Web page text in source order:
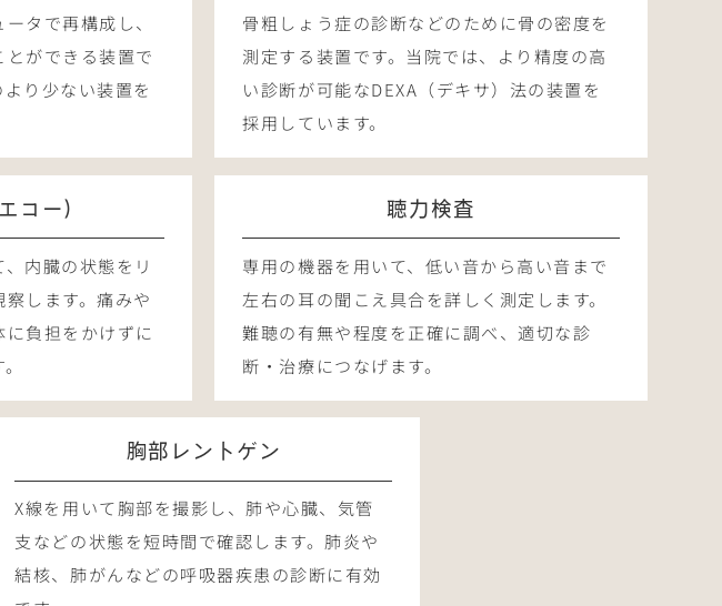
タで再構成し、
ができる装置で
り少ない装置を
骨粗しょう症の診断などのために骨の密度を
測定する装置です。当院では、より精度の高
い診断が可能なDEXA（デキサ）法の装置を
採用しています。
コー）
内臓の状態をリ
します。痛みや
負担をかけずに
聴力検査
専用の機器を用いて、低い音から高い音まで
左右の耳の聞こえ具合を詳しく測定します。
難聴の有無や程度を正確に調べ、適切な診
断・治療につなげます。
胸部レントゲン
X線を用いて胸部を撮影し、肺や心臓、気管
支などの状態を短時間で確認します。肺炎や
結核、肺がんなどの呼吸器疾患の診断に有効